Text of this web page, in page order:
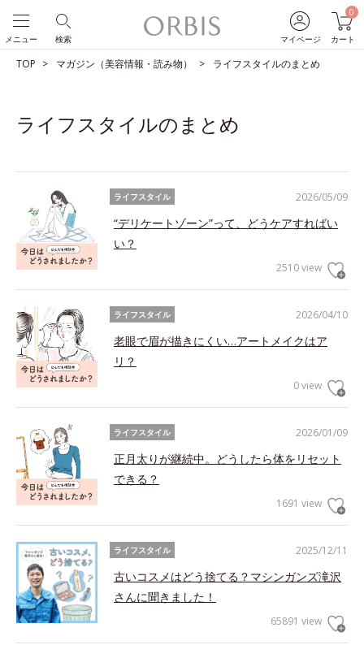
マイページ
0
カート
検索
メニュー
TOP マガジン（美容情報・読み物） ライフスタイルのまとめ
ライフスタイルのまとめ
2026/05/09
ライフスタイル
“デリケートゾーン”って、どうケアすればい
い？
2510 view
2026/04/10
ライフスタイル
老眼で眉が描きにくい…アートメイクはア
リ？
0 view
2026/01/09
ライフスタイル
正月太りが継続中。どうしたら体をリセット
できる？
1691 view
2025/12/11
ライフスタイル
古いコスメはどう捨てる？マシンガンズ滝沢
さんに聞きました！
65891 view